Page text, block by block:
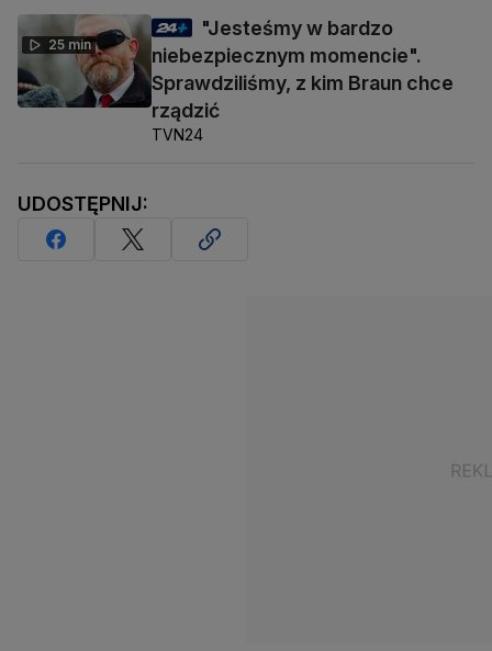
25 min
"Jesteśmy w bardzo
niebezpiecznym momencie".
Sprawdziliśmy, z kim Braun chce
rządzić
TVN24
UDOSTĘPNIJ: